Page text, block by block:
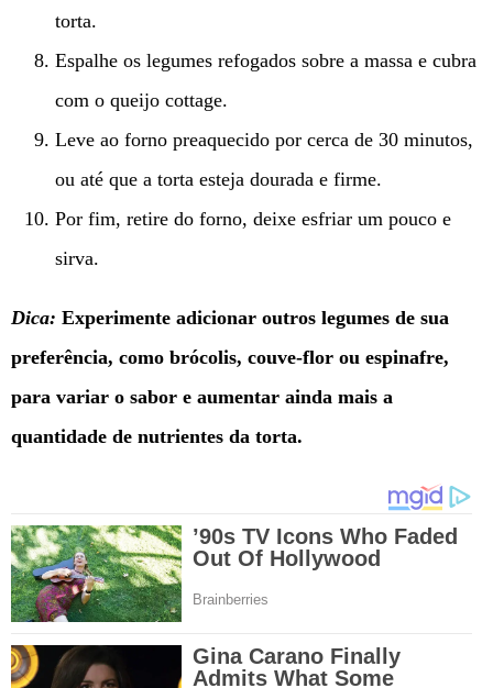
torta.
Espalhe os legumes refogados sobre a massa e cubra
com o queijo cottage.
Leve ao forno preaquecido por cerca de 30 minutos,
ou até que a torta esteja dourada e firme.
Por fim, retire do forno, deixe esfriar um pouco e
sirva.
Dica: Experimente adicionar outros legumes de sua
preferência, como brócolis, couve-flor ou espinafre,
para variar o sabor e aumentar ainda mais a
quantidade de nutrientes da torta.